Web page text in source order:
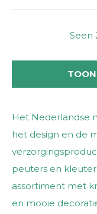
Seen
Het Nederlandse
het design en de
peuters en
assortiment met
en mooie